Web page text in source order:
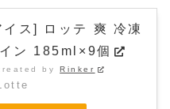
イス] ロッテ 爽 冷凍
ン 185ml×9個
byRinker